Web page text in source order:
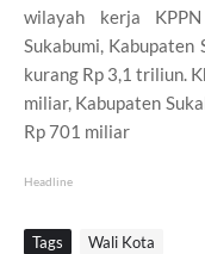
wilayah kerja
Sukabumi, Kabupaten
kurang Rp 3,1 triliun.
miliar, Kabupaten
Rp 701 miliar
Headline
Tags Wali Kota